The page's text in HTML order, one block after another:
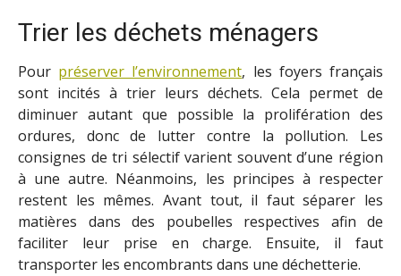
Trier les déchets ménagers
Pour préserver l’environnement, les foyers français
sont incités à trier leurs déchets. Cela permet de
diminuer autant que possible la prolifération des
ordures, donc de lutter contre la pollution. Les
consignes de tri sélectif varient souvent d’une région
à une autre. Néanmoins, les principes à respecter
restent les mêmes. Avant tout, il faut séparer les
matières dans des poubelles respectives afin de
faciliter leur prise en charge. Ensuite, il faut
transporter les encombrants dans une déchetterie.